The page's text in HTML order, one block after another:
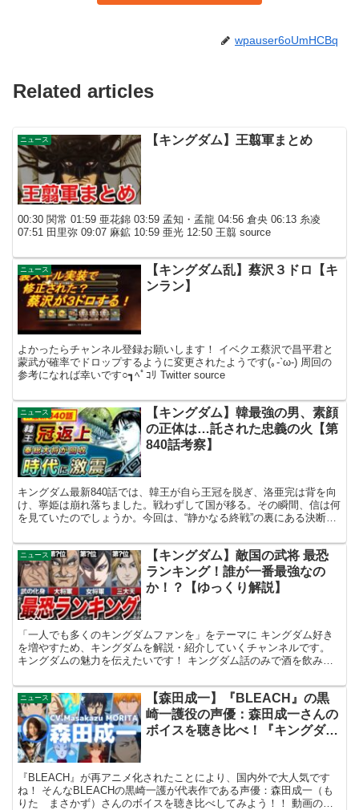
wpauser6oUmHCBq
Related articles
ニュース 【キングダム】王翦軍まとめ
00:30 関常 01:59 亜花錦 03:59 孟知・孟龍 04:56 倉央 06:13 糸凌
07:51 田里弥 09:07 麻鉱 10:59 亜光 12:50 王翦 source
ニュース
【キングダム乱】蔡沢３ドロ【キ
ンラン】
よかったらチャンネル登録お願いします！ イベクエ蔡沢で昌平君と
蒙武が確率でドロップするように変更されたようです(｡-`ω-) 周回の
参考になれば幸いです○┓ﾍﾟｺﾘ Twitter source
ニュース
【キングダム】韓最強の男、素顔
の正体は…託された忠義の火【第
840話考察】
キングダム最新840話では、韓王が自ら王冠を脱ぎ、洛亜完は背を向
け、寧姫は崩れ落ちました。戦わずして国が移る。その瞬間、信は何
を見ていたのでしょうか。今回は、“静かなる終戦”の裏にある決断と
ニュース
【キングダム】敵国の武将 最恐
ランキング！誰が一番最強なの
か！？【ゆっくり解説】
「一人でも多くのキングダムファンを」をテーマに キングダム好き
を増やすため、キングダムを解説・紹介していくチャンネルです。
キングダムの魅力を伝えたいです！ キングダム話のみで酒を飲みな
ニュース
【森田成一】『BLEACH』の黒
崎一護役の声優：森田成一さんの
ボイスを聴き比べ！『キングダ
言・セリフ】
『BLEACH』が再アニメ化されたことにより、国内外で大人気です
ね！ そんなBLEACHの黒崎一護が代表作である声優：森田成一（も
りた まさかず）さんのボイスを聴き比べしてみよう！！ 動画のボ